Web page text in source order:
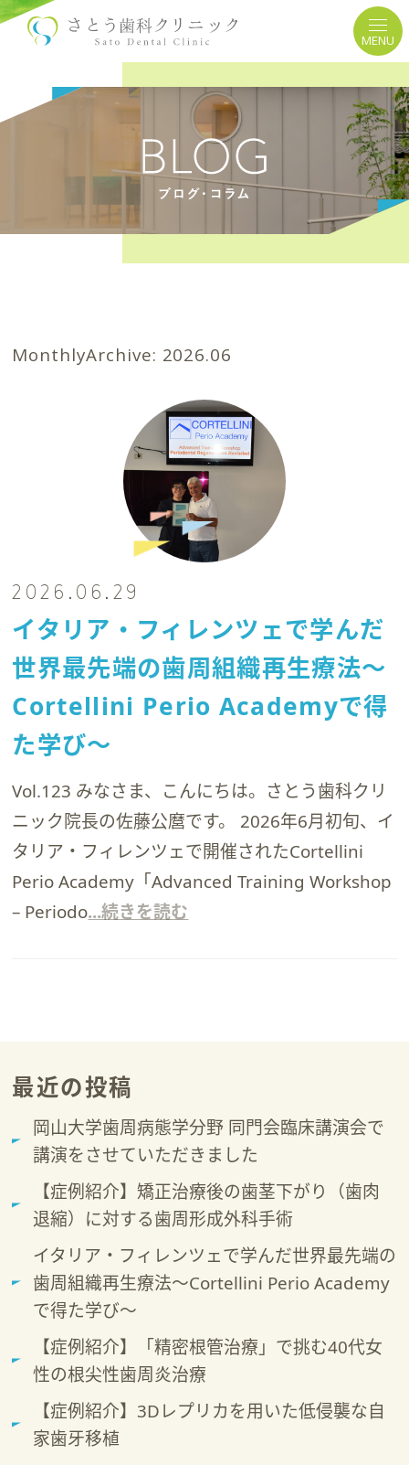
MENU
MonthlyArchive: 2026.06
2026.06.29
イタリア・フィレンツェで学んだ
世界最先端の歯周組織再生療法～
Cortellini Perio Academyで得
た学び～
Vol.123 みなさま、こんにちは。さとう歯科クリ
ニック院長の佐藤公麿です。 2026年6月初旬、イ
タリア・フィレンツェで開催されたCortellini
Perio Academy「Advanced Training Workshop
– Periodo...続きを読む
最近の投稿
岡山大学歯周病態学分野 同門会臨床講演会で
講演をさせていただきました
【症例紹介】矯正治療後の歯茎下がり（歯肉
退縮）に対する歯周形成外科手術
イタリア・フィレンツェで学んだ世界最先端の
歯周組織再生療法～Cortellini Perio Academy
で得た学び～
【症例紹介】「精密根管治療」で挑む40代女
性の根尖性歯周炎治療
【症例紹介】3Dレプリカを用いた低侵襲な自
家歯牙移植